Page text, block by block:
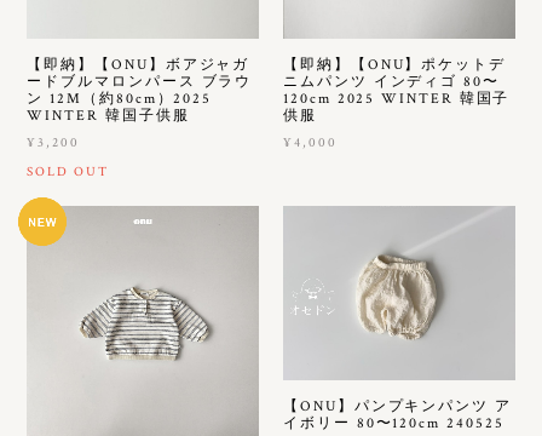
【即納】【ONU】ボアジャガ
ードブルマロンパース ブラウ
ン 12M（約80cm）2025
WINTER 韓国子供服
¥3,200
SOLD OUT
【即納】【ONU】ポケットデ
ニムパンツ インディゴ 80〜
120cm 2025 WINTER 韓国子
供服
¥4,000
【ONU】パンプキンパンツ ア
イボリー 80〜120cm 240525